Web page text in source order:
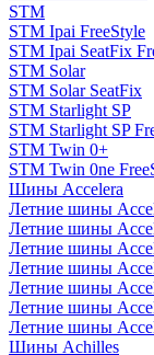
STM
STM Ipai FreeStyle
STM Ipai SeatFix
STM Solar
STM Solar SeatFix
STM Starlight SP
STM Starlight SP
STM Twin 0+
STM Twin 0ne
Шины Accelera
Летние шины
Летние шины
Летние шины
Летние шины
Летние шины
Летние шины
Летние шины
Шины Achilles